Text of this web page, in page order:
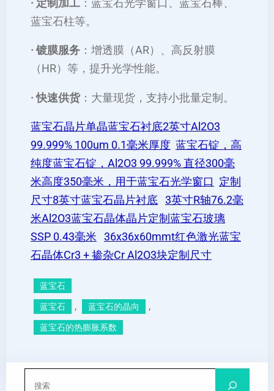
· 定制加工 ：蓝宝石光学窗口、蓝宝石棒、
蓝宝石柱等。
· 镀膜服务 ：增透膜（AR）、高反射膜
（HR）等，提升光学性能。
· 快速供货：大量现货，支持小批量定制。
蓝宝石晶片单晶蓝宝石衬底2英寸Al2O3
99.999% 100um 0.1毫米厚度 蓝宝石锭，高
纯度蓝宝石锭，Al2O3 99.999% 直径300毫
米高度350毫米，用于蓝宝石光学窗口 定制
尺寸8英寸蓝宝石晶片衬底 3英寸R轴76.2毫
米Al2O3蓝宝石晶体晶片定制蓝宝石玻璃
SSP 0.43毫米
36x36x60mmt红色激光蓝宝
石晶体Cr3 + 掺杂Cr Al2O3块定制尺寸
蓝宝石
蓝宝石 , 蓝宝石的晶向 ,
蓝宝石的热膨胀系数